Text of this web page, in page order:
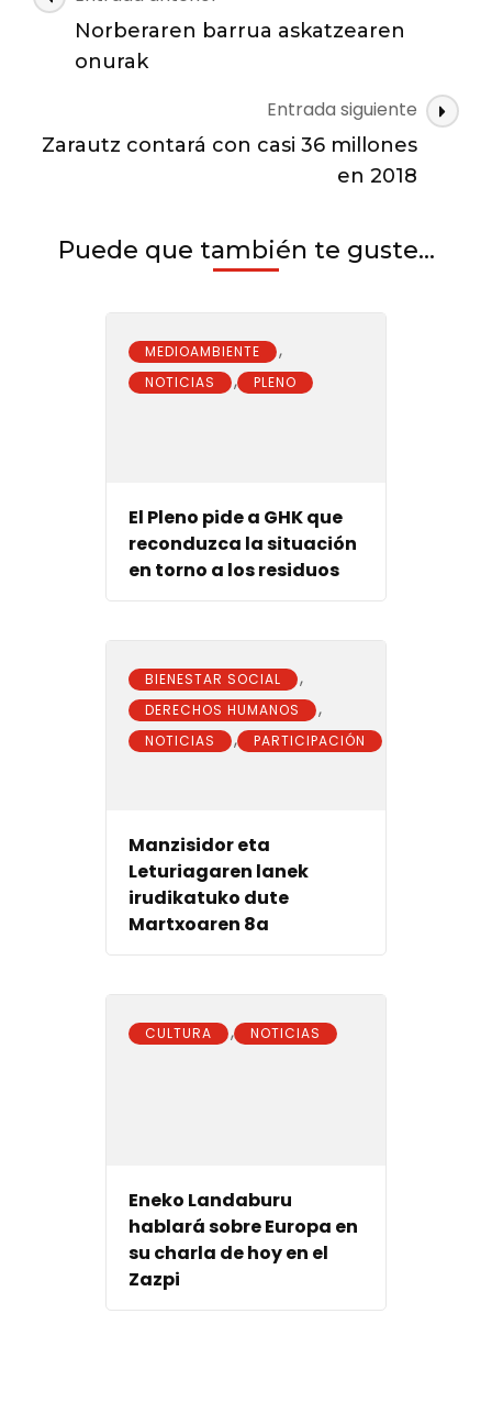
consumos
de
Norberaren barrua askatzearen
onurak
Entrada siguiente
Zarautz contará con casi 36 millones
en 2018
Puede que también te guste...
MEDIOAMBIENTE ,
NOTICIAS , PLENO
El Pleno pide a GHK que
reconduzca la situación
en torno a los residuos
BIENESTAR SOCIAL ,
DERECHOS HUMANOS ,
NOTICIAS , PARTICIPACIÓN
Manzisidor eta
Leturiagaren lanek
irudikatuko dute
Martxoaren 8a
CULTURA , NOTICIAS
Eneko Landaburu
hablará sobre Europa en
su charla de hoy en el
Zazpi